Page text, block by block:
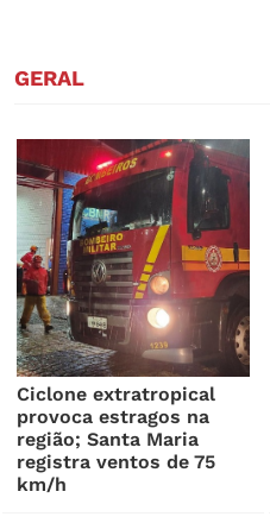
GERAL
Ciclone extratropical
provoca estragos na
região; Santa Maria
registra ventos de 75
km/h